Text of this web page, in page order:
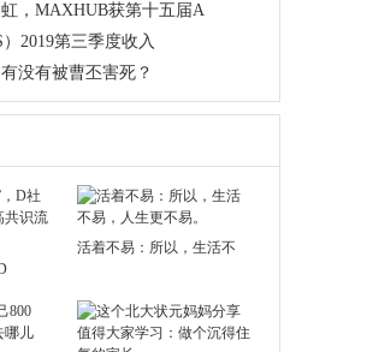
，MAXHUB获第十五届A
2019第三季度收入
没有被曹丕害死？
活着不易：所以，生活不